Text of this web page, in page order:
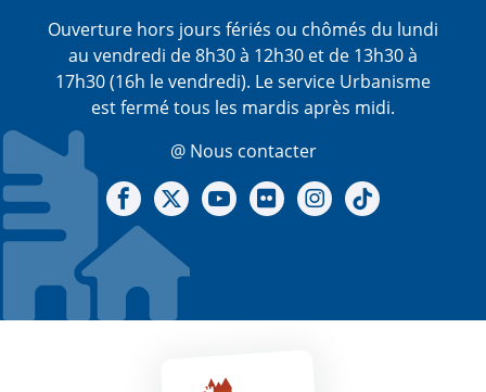
Ouverture hors jours fériés ou chômés du lundi
au vendredi de 8h30 à 12h30 et de 13h30 à
17h30 (16h le vendredi). Le service Urbanisme
est fermé tous les mardis après midi.
@ Nous contacter
Notre Facebook
Notre X - (twitter)
Notre chaine Youtube
Notre Gallerie sur Flickr
Notre Instagram